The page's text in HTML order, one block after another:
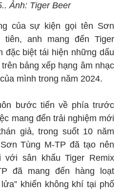
Ảnh: Tiger Beer
của sự kiện gọi tên Sơn
tiên, anh mang đến Tiger
đặc biệt tái hiện những dấu
bảng xếp hạng âm nhạc
mình trong năm 2024.
bước tiến về phía trước
mang đến trải nghiệm mới
giả, trong suốt 10 năm
Tùng M-TP đã tạo nên
sân khấu Tiger Remix
đã mang đến hàng loạt
khiến không khí tại phố